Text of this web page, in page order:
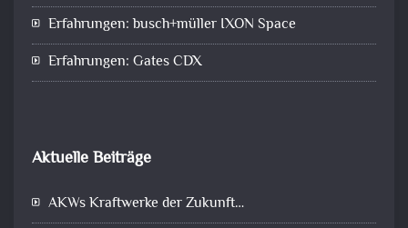
Erfahrungen: busch+müller IXON Space
Erfahrungen: Gates CDX
Aktuelle Beiträge
AKWs Kraftwerke der Zukunft…